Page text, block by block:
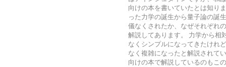
向けの本を書いていたとは知り
った力学の誕生から量子論の誕
儀なくされたか、なぜそれぞれ
解説してあります。 力学から相
なくシンプルになってきたけれ
なく複雑になったと解説されて
向けの本で解説しているのもこ